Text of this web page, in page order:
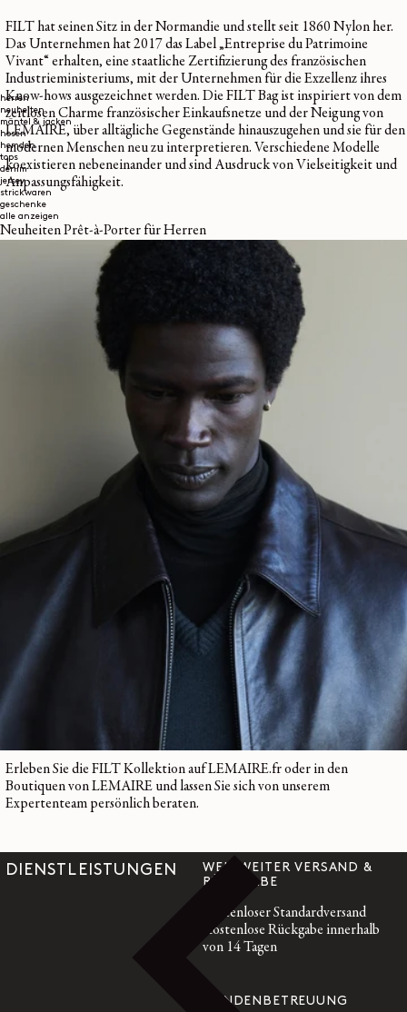
herren
neuheiten
mäntel & jacken
hosen
hemden
tops
denim
jersey
strickwaren
geschenke
alle anzeigen
Neuheiten Prêt-à-Porter für Herren
FILT hat seinen Sitz in der Normandie und stellt seit 1860 Nylon her.
Das Unternehmen hat 2017 das Label „Entreprise du Patrimoine
Vivant“ erhalten, eine staatliche Zertifizierung des französischen
Industrieministeriums, mit der Unternehmen für die Exzellenz ihres
Know-hows ausgezeichnet werden. Die FILT Bag ist inspiriert von dem
zeitlosen Charme französischer Einkaufsnetze und der Neigung von
LEMAIRE, über alltägliche Gegenstände hinauszugehen und sie für den
modernen Menschen neu zu interpretieren. Verschiedene Modelle
koexistieren nebeneinander und sind Ausdruck von Vielseitigkeit und
Anpassungsfähigkeit.
Bei den FILT Bags sorgt die Verwendung von feinem Nylon für ein
geringes Gewicht und Robustheit, während die Riemen aus pflanzlich
gegerbtem Leder für einen Hauch von Raffinesse und Haltbarkeit
Die Croissant und die Fortune Croissant FILT Bags
als Neuinterpretation der kultigenCroissant Linie
gedacht und
kombinieren ein Netz mit einem herausnehmbaren Innenfach. Die
Innentasche kann sich in eine eigenständige Einheit verwandeln: eine
Mini-Handtasche aus praktischem, wasserabweisendem Nylon, die mit
einem glänzenden doppelten Magnetverschluss aus Metall und Leder
Die alltäglichen Accessoires werden neu interpretiert und passen zu
von LEMAIRE, die Stil und Komfort miteinander
verbindet. Das Ergebnis sind
Unisex-Taschen
, die es in verschiedenen
Formen, Größen und Farben gibt – und die LEMAIRE ermöglichen,
den Signaturen des Hauses ganz neue Dimensionen zu verleihen.
Die Zusammenarbeit ist eine Hommage an das Label Made in France
und das jahrhundertealte Savoir-faire von FILT und stellt sicher, dass
jede Tasche in einem reichen Erbe aus Qualität und Handwerkskunst
verwurzelt ist. Die FILT Bags bieten sowohl Eleganz als auch
Funktionalität, was sie zur perfekten Ergänzung für jede Garderobe
Erleben Sie die FILT Kollektion auf LEMAIRE.fr oder in den
Boutiquen von LEMAIRE und lassen Sie sich von unserem
Expertenteam persönlich beraten.
DIENSTLEISTUNGEN
WELTWEITER VERSAND &
RÜCKGABE
Kostenloser Standardversand
Kostenlose Rückgabe innerhalb
von 14 Tagen
KUNDENBETREUUNG